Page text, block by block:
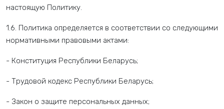
настоящую Политику.
1.6. Политика определяется в соответствии со следующими
нормативными правовыми актами:
- Конституция Республики Беларусь;
- Трудовой кодекс Республики Беларусь;
- Закон о защите персональных данных;